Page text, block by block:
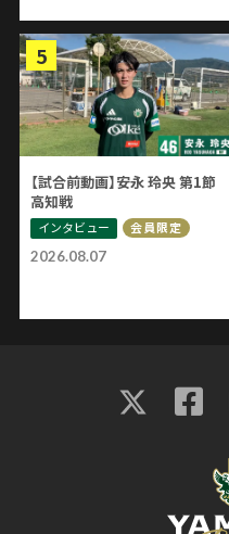
2026.08.07
【試合前動画】安永 玲央 第1節
高知戦
インタビュー 会員限定